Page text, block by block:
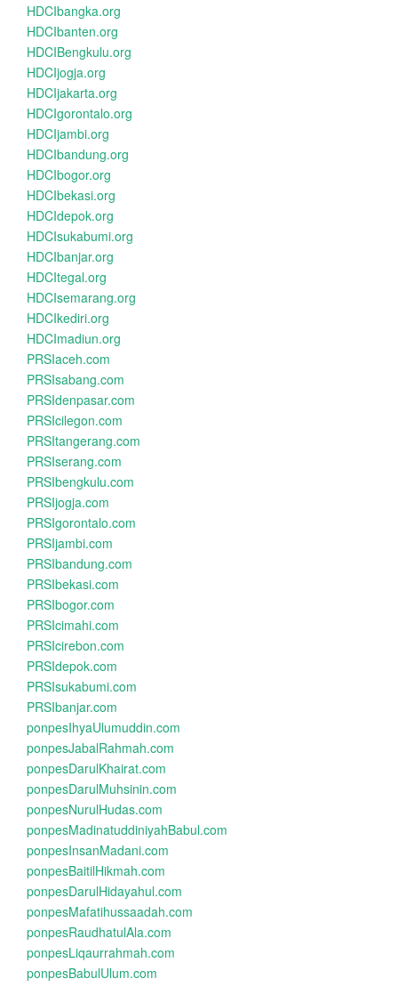
HDCIbangka.org
HDCIbanten.org
HDCIBengkulu.org
HDCIjogja.org
HDCIjakarta.org
HDCIgorontalo.org
HDCIjambi.org
HDCIbandung.org
HDCIbogor.org
HDCIbekasi.org
HDCIdepok.org
HDCIsukabumi.org
HDCIbanjar.org
HDCItegal.org
HDCIsemarang.org
HDCIkediri.org
HDCImadiun.org
PRSIaceh.com
PRSIsabang.com
PRSIdenpasar.com
PRSIcilegon.com
PRSItangerang.com
PRSIserang.com
PRSIbengkulu.com
PRSIjogja.com
PRSIgorontalo.com
PRSIjambi.com
PRSIbandung.com
PRSIbekasi.com
PRSIbogor.com
PRSIcimahi.com
PRSIcirebon.com
PRSIdepok.com
PRSIsukabumi.com
PRSIbanjar.com
ponpesIhyaUlumuddin.com
ponpesJabalRahmah.com
ponpesDarulKhairat.com
ponpesDarulMuhsinin.com
ponpesNurulHudas.com
ponpesMadinatuddiniyahBabul.com
ponpesInsanMadani.com
ponpesBaitilHikmah.com
ponpesDarulHidayahul.com
ponpesMafatihussaadah.com
ponpesRaudhatulAla.com
ponpesLiqaurrahmah.com
ponpesBabulUlum.com